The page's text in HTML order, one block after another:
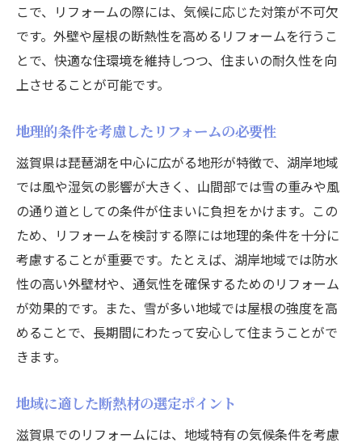
こで、リフォームの際には、気候に応じた対策が不可欠
です。外壁や屋根の断熱性を高めるリフォームを行うこ
とで、快適な住環境を維持しつつ、住まいの耐久性を向
上させることが可能です。
地理的条件を考慮したリフォームの必要性
滋賀県は琵琶湖を中心に広がる地形が特徴で、湖岸地域
では風や湿気の影響が大きく、山間部では雪の重みや風
の通り道としての条件が住まいに負担をかけます。この
ため、リフォームを検討する際には地理的条件を十分に
考慮することが重要です。たとえば、湖岸地域では防水
性の高い外壁材や、通気性を確保するためのリフォーム
が効果的です。また、雪が多い地域では屋根の強度を高
めることで、長期間にわたって安心して住まうことがで
きます。
地域に適した断熱材の選定ポイント
滋賀県でのリフォームには、地域特有の気候条件を考慮